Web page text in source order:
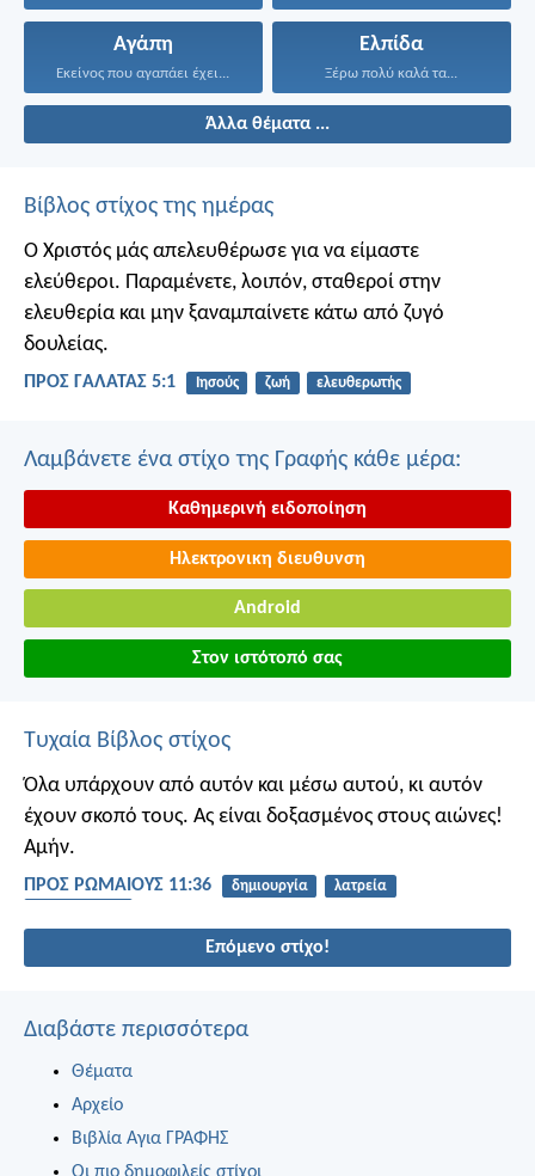
Αγάπη
Εκείνος που αγαπάει έχει...
Ελπίδα
Ξέρω πολύ καλά τα...
Άλλα θέματα ...
Βίβλος στίχος της ημέρας
Ο Χριστός μάς απελευθέρωσε για να είμαστε
ελεύθεροι. Παραμένετε, λοιπόν, σταθεροί στην
ελευθερία και μην ξαναμπαίνετε κάτω από ζυγό
δουλείας.
ΠΡΟΣ ΓΑΛΑΤΑΣ 5:1 Ιησούς ζωή ελευθερωτής
Λαμβάνετε ένα στίχο της Γραφής κάθε μέρα:
Καθημερινή ειδοποίηση
Ηλεκτρονικη διευθυνση
Android
Στον ιστότοπό σας
Τυχαία Βίβλος στίχος
Όλα υπάρχουν από αυτόν και μέσω αυτού, κι αυτόν
έχουν σκοπό τους. Ας είναι δοξασμένος στους αιώνες!
Αμήν.
ΠΡΟΣ ΡΩΜΑΙΟΥΣ 11:36 δημιουργία
λατρεία
Επόμενο στίχο!
Διαβάστε περισσότερα
Θέματα
Αρχείο
Βιβλία Αγια ΓΡΑΦΗΣ